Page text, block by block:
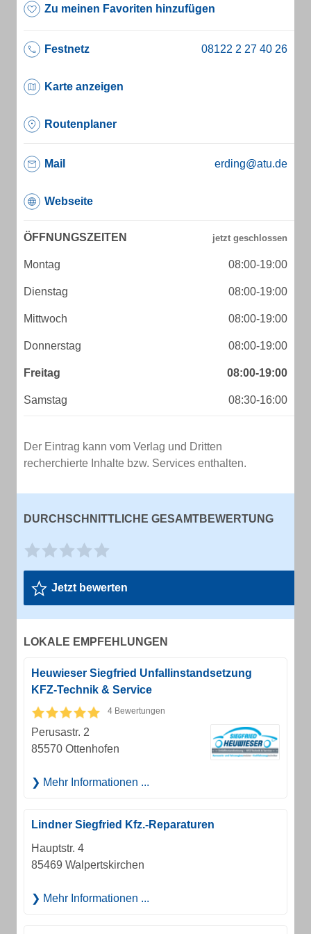
Zu meinen Favoriten hinzufügen
Festnetz
Karte anzeigen
Routenplaner
Mail erding@atu.de
Webseite
ÖFFNUNGSZEITEN
Montag 08:00-19:00
Dienstag 08:00-19:00
Mittwoch 08:00-19:00
Donnerstag 08:00-19:00
Freitag 08:00-19:00
Samstag 08:30-16:00
Der Eintrag kann vom Verlag und Dritten
recherchierte Inhalte bzw. Services enthalten.
DURCHSCHNITTLICHE GESAMTBEWERTUNG
Jetzt bewerten
LOKALE EMPFEHLUNGEN
Heuwieser Siegfried Unfallinstandsetzung
KFZ-Technik & Service
4 Bewertungen
Perusastr. 2
85570 Ottenhofen
Mehr Informationen ...
Lindner Siegfried Kfz.-Reparaturen
Hauptstr. 4
85469 Walpertskirchen
Mehr Informationen ...